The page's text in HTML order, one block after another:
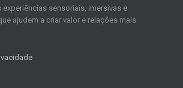
experiências sensoriais, imersivas e
ajudem a criar valor e relações mais